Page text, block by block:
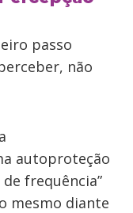
passo
não
autoproteção
frequência”
mesmo diante